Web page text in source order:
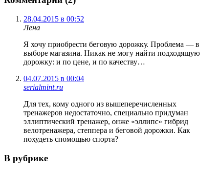
28.04.2015 в 00:52
Лена
Я хочу приобрести беговую дорожку. Проблема — в
выборе магазина. Никак не могу найти подходящую
дорожку: и по цене, и по качеству…
04.07.2015 в 00:04
serialmint.ru
Для тех, кому одного из вышеперечисленных
тренажеров недостаточно, специально придуман
эллиптический тренажер, онже «эллипс» гибрид
велотренажера, степпера и беговой дорожки. Как
похудеть спомощью спорта?
В рубрике